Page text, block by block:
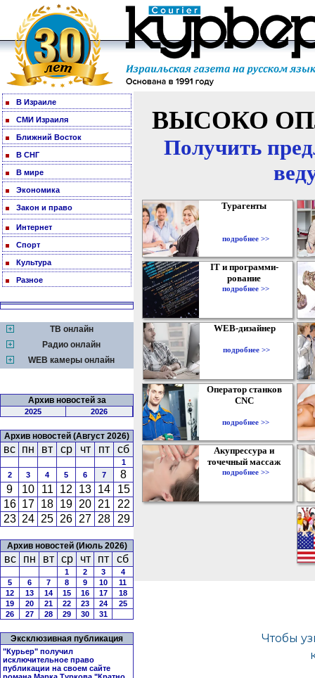
В Израиле
СМИ Израиля
Ближний Восток
В СНГ
В мире
Экономика
Закон и право
Интернет
Спорт
Культура
Разное
ТВ онлайн
Радио онлайн
WEB камеры онлайн
Архив новостей за
2025 2026
Архив новостей (Август 2026)
вс пн вт ср чт пт сб
1
2
3 4 5 6 7
8
9
10 11 12 13 14
15
16 17 18 19 20 21
22
23 24 25 26 27 28 29
Архив новостей (Июль 2026)
вс пн вт ср чт пт сб
1 2 3
4
5
6 7 8 9 10
11
12
13 14 15 16 17
18
19
20 21 22 23 24
25
26
27 28 29 30 31
Эксклюзивная публикация
"Курьер" получил
исключительное право
публикации на своем сайте
ВЫСОКО
Получить
Турагенты
подробнее >>
IT и программи-
рование
подробнее >>
WEB-дизайнер
подробнее >>
Оператор станков
CNC
подробнее >>
Акупрессура и
точечный массаж
подробнее >>